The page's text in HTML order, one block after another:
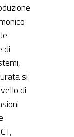
di
si
di